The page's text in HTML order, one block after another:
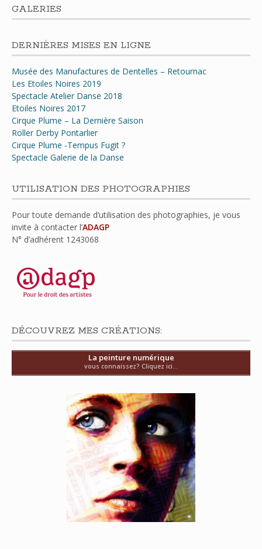
GALERIES
DERNIÈRES MISES EN LIGNE
Musée des Manufactures de Dentelles – Retournac
Les Etoiles Noires 2019
Spectacle Atelier Danse 2018
Etoiles Noires 2017
Cirque Plume – La Dernière Saison
Roller Derby Pontarlier
Cirque Plume -Tempus Fugit ?
Spectacle Galerie de la Danse
UTILISATION DES PHOTOGRAPHIES
Pour toute demande d’utilisation des photographies, je vous
invite à contacter l’ADAGP
N° d’adhérent 1243068
DÉCOUVREZ MES CRÉATIONS:
La peinture numérique
vous connaissez? Cliquez ici...